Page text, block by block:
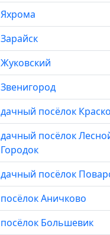
Яхрома
Зарайск
Жуковский
Звенигород
дачный посёлок
дачный посёлок
Городок
дачный посёлок
посёлок Аничково
посёлок Большевик